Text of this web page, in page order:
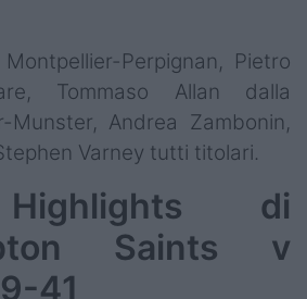
Montpellier-Perpignan, Pietro
Tommaso Allan dalla
Munster, Andrea Zambonin,
Varney tutti titolari.
di
Saints v
41